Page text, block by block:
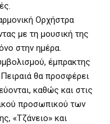
Ορχήστρα
με τη μουσική της
στην ημέρα.
έμπρακτης
θα προσφέρει
καθώς και στις
προσωπικού των
«Τζάνειο» και